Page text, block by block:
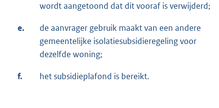
wordt aangetoond dat dit vooraf is verwijderd;
e.
de aanvrager gebruik maakt van een andere
gemeentelijke isolatiesubsidieregeling voor
dezelfde woning;
f. het subsidieplafond is bereikt.